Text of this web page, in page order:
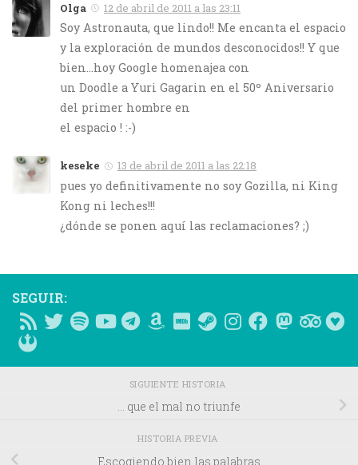
Olga 12 de abril de 2011 a las 23:11
Soy Astronauta, que lindo!! Me encanta el espacio
y la exploración de mundos desconocidos!! Y que
bien…hoy Google homenajea con
un Doodle a Yuri Gagarin en el 50º Aniversario
del primer hombre en
el espacio ! :-)
keseke 13 de abril de 2011 a las 22:18
pues yo definitivamente no soy Gozilla, ni King
Kong ni leches!!!
¿dónde se ponen aquí las reclamaciones? ;)
SEGUIR:
SIGUIENTE HISTORIA
… que el mal no triunfe
HISTORIA PREVIA
Escogiendo bien las palabras